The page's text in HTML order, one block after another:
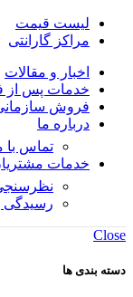
لیست قیمت
مراکز گارانتی
اخبار و مقالات
خدمات پس
فروش
درباره ما
تماس با
خدمات
رسیدگی
Close
دسته بندی ها